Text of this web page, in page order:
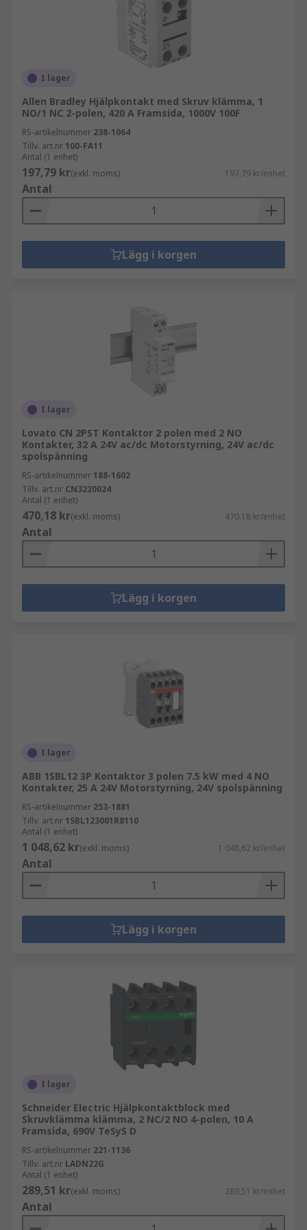
Även om de kan användas som fristående
hårdvarukontrollutrustning som
tryckknappsregulatorer, är hjälpkontakter
vanligtvis interna komponenter i en kontaktor
och används för att reducera strömstyrkan i
högspänningstillämpningar. Ett sortiment av
hjälpkontakter finns tillgängligt för att
komplettera din kontaktorlösning
I lager
Allen Bradley Hjälpkontakt med Skruv klämma, 1
NO/1 NC 2-polen, 420 A Framsida, 1000V 100F
RS-artikelnummer 238-1064
Tillv. art.nr 100-FA11
Antal (1 enhet)
197,79 kr(exkl. moms) 197,79 kr/enhet
Antal
Lägg i korgen
I lager
Lovato CN 2PST Kontaktor 2 polen med 2 NO
Kontakter, 32 A 24V ac/dc Motorstyrning, 24V ac/dc
spolspänning
RS-artikelnummer 188-1602
Tillv. art.nr CN3220024
Antal (1 enhet)
470,18 kr(exkl. moms) 470,18 kr/enhet
Antal
Lägg i korgen
I lager
ABB 1SBL12 3P Kontaktor 3 polen 7.5 kW med 4 NO
Kontakter, 25 A 24V Motorstyrning, 24V spolspänning
RS-artikelnummer 253-1881
Tillv. art.nr 1SBL123001R8110
Antal (1 enhet)
1 048,62 kr(exkl. moms) 1 048,62 kr/enhet
Antal
Lägg i korgen
I lager
Schneider Electric Hjälpkontaktblock med
Skruvklämma klämma, 2 NC/2 NO 4-polen, 10 A
Framsida, 690V TeSyS D
RS-artikelnummer 221-1136
Tillv. art.nr LADN22G
Antal (1 enhet)
289,51 kr(exkl. moms) 289,51 kr/enhet
Antal